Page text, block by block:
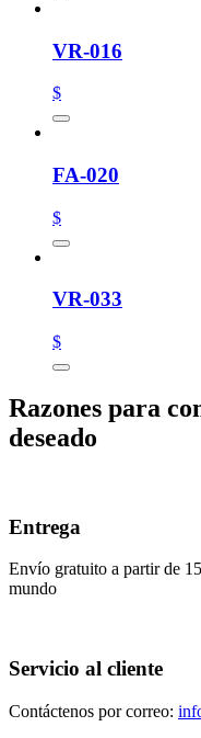
VR-016
$
FA-020
$
VR-033
$
Razones para
deseado
Entrega
Envío gratuito a partir de
mundo
Servicio al cliente
Contáctenos por correo: